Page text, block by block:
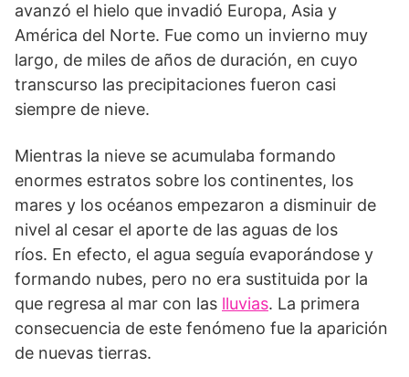
avanzó el hielo que invadió Europa, Asia y
América del Norte. Fue como un invierno muy
largo, de miles de años de duración, en cuyo
transcurso las precipitaciones fueron casi
siempre de nieve.
Mientras la nieve se acumulaba formando
enormes estratos sobre los continentes, los
mares y los océanos empezaron a disminuir de
nivel al cesar el aporte de las aguas de los
ríos. En efecto, el agua seguía evaporándose y
formando nubes, pero no era sustituida por la
que regresa al mar con las lluvias. La primera
consecuencia de este fenómeno fue la aparición
de nuevas tierras.